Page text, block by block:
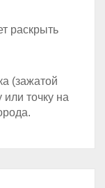
раскрыть
(зажатой
точку на